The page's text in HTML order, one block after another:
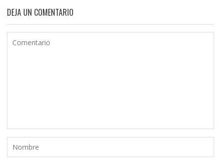
DEJA UN COMENTARIO